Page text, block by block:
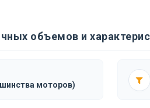
объемов и
моторов)